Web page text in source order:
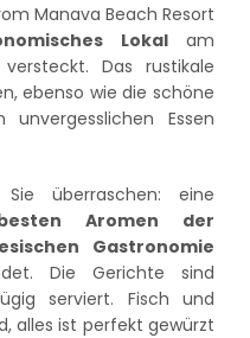
Manava Beach Resort
Lokalam
Das rustikale
ebenso wie die schöne
Essen
überraschen: eine
Aromen der
Gastronomie
Die Gerichte sind
serviert. Fisch und
alles ist perfekt gewürzt